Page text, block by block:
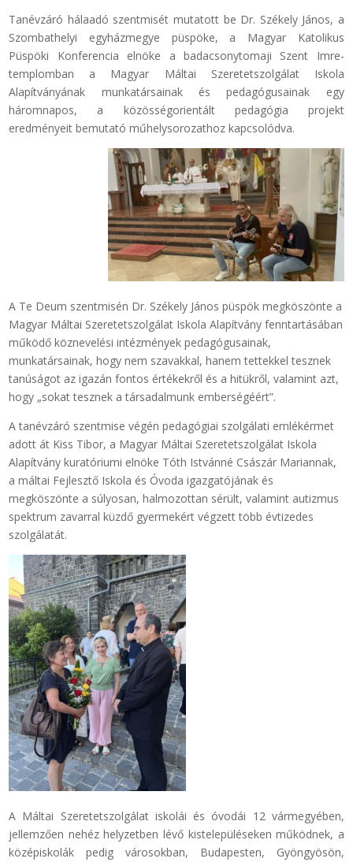
Tanévzáró hálaadó szentmisét mutatott be Dr. Székely János, a
Szombathelyi egyházmegye püspöke, a Magyar Katolikus
Püspöki Konferencia elnöke a badacsonytomaji Szent Imre-
templomban a Magyar Máltai Szeretetszolgálat Iskola
Alapítványának munkatársainak és pedagógusainak egy
háromnapos, a közösségorientált pedagógia projekt
eredményeit bemutató műhelysorozathoz kapcsolódva.
A Te Deum szentmisén Dr. Székely János püspök megköszönte a
Magyar Máltai Szeretetszolgálat Iskola Alapítvány fenntartásában
működő köznevelési intézmények pedagógusainak,
munkatársainak, hogy nem szavakkal, hanem tettekkel tesznek
tanúságot az igazán fontos értékekről és a hitükről, valamint azt,
hogy „sokat tesznek a társadalmunk emberségéért”.
A tanévzáró szentmise végén pedagógiai szolgálati emlékérmet
adott át Kiss Tibor, a Magyar Máltai Szeretetszolgálat Iskola
Alapítvány kuratóriumi elnöke Tóth Istvánné Császár Mariannak,
a máltai Fejlesztő Iskola és Óvoda igazgatójának és
megköszönte a súlyosan, halmozottan sérült, valamint autizmus
spektrum zavarral küzdő gyermekért végzett több évtizedes
szolgálatát.
A Máltai Szeretetszolgálat iskolái és óvodái 12 vármegyében,
jellemzően nehéz helyzetben lévő kistelepüléseken működnek, a
középiskolák pedig városokban, Budapesten, Gyöngyösön,